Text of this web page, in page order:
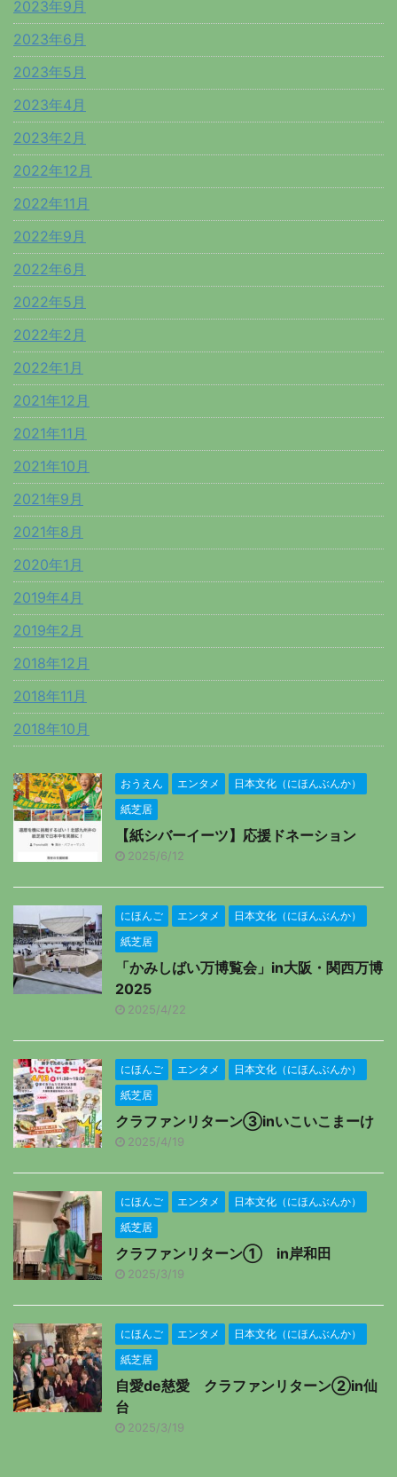
2023年9月
2023年6月
2023年5月
2023年4月
2023年2月
2022年12月
2022年11月
2022年9月
2022年6月
2022年5月
2022年2月
2022年1月
2021年12月
2021年11月
2021年10月
2021年9月
2021年8月
2020年1月
2019年4月
2019年2月
2018年12月
2018年11月
2018年10月
おうえん エンタメ
日本文化（にほんぶんか）
紙芝居
【紙シバーイーツ】応援ドネーション
2025/6/12
にほんご エンタメ
日本文化（にほんぶんか）
紙芝居
「かみしばい万博覧会」in大阪・関西万博
2025
2025/4/22
にほんご エンタメ
日本文化（にほんぶんか）
紙芝居
クラファンリターン③inいこいこまーけ
2025/4/19
にほんご エンタメ
日本文化（にほんぶんか）
紙芝居
クラファンリターン① in岸和田
2025/3/19
にほんご エンタメ
日本文化（にほんぶんか）
紙芝居
自愛de慈愛 クラファンリターン②in仙
台
2025/3/19